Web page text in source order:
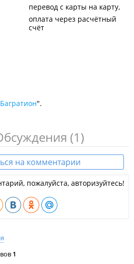
перевод с карты на карту
оплата через расчётный
счёт
Багратион".
(1)
на комментарии
пожалуйста, авторизуйтесь!
1